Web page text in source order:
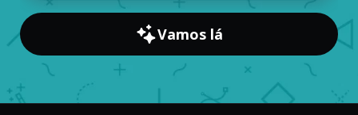
Vamos lá